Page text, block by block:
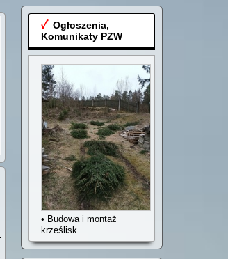
Ogłoszenia,
Komunikaty PZW
• Budowa i montaż
krześlisk